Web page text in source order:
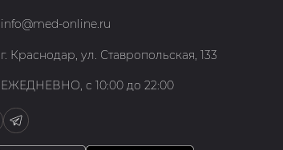
info@med-online.ru
г. Краснодар, ул. Ставропольская, 133
ЕЖЕДНЕВНО, с 10:00 до 22:00